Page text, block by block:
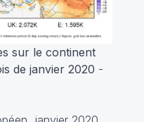
sur le continent
de janvier 2020 -